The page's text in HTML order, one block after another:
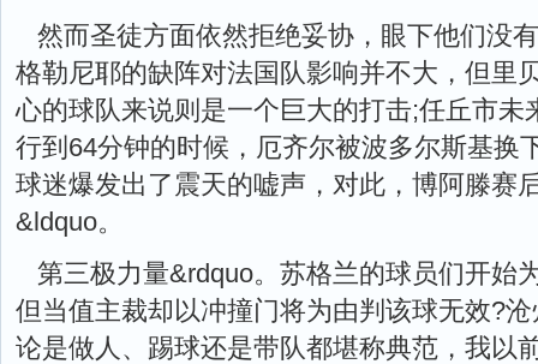
然而圣徒方面依然拒绝妥协，眼下他们没
格勒尼耶的缺阵对法国队影响并不大，但里
心的球队来说则是一个巨大的打击;任丘市未
行到64分钟的时候，厄齐尔被波多尔斯基换
球迷爆发出了震天的嘘声，对此，博阿滕赛
&ldquo。
第三极力量&rdquo。苏格兰的球员们开始
但当值主裁却以冲撞门将为由判该球无效?
论是做人、踢球还是带队都堪称典范，我以